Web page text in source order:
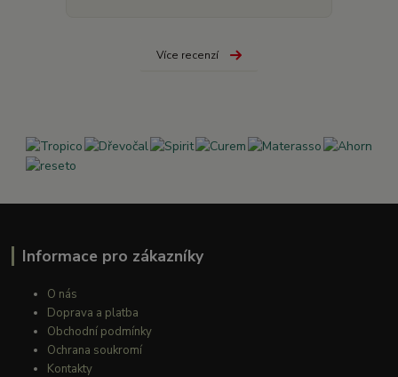
Více recenzí
Informace pro zákazníky
O nás
Doprava a platba
Obchodní podmínky
Ochrana soukromí
Kontakty